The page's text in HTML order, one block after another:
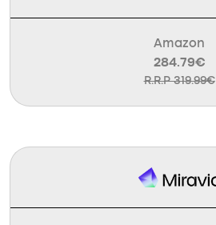
Amazon
284.79€
R.R.P 319.99€